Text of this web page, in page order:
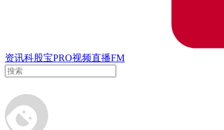
资讯科股宝PRO视频直播FM